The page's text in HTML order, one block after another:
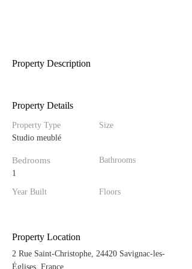
Property Description
Property Details
Property Type
Studio meublé
Bedrooms
1
Year Built
Size
Bathrooms
Floors
Property Location
2 Rue Saint-Christophe, 24420 Savignac-les-
Églises, France